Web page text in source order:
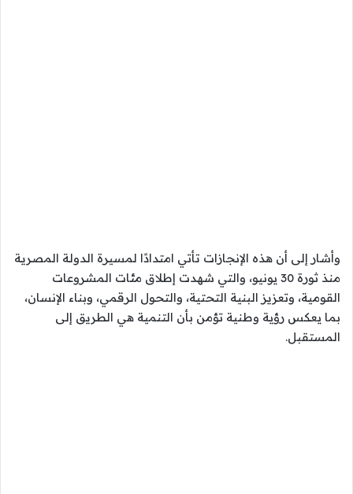
وأشار إلى أن هذه الإنجازات تأتي امتدادًا لمسيرة الدولة المصرية
منذ ثورة 30 يونيو، والتي شهدت إطلاق مئات المشروعات
القومية، وتعزيز البنية التحتية، والتحول الرقمي، وبناء الإنسان،
بما يعكس رؤية وطنية تؤمن بأن التنمية هي الطريق إلى
المستقبل.